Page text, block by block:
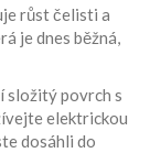
růst čelisti a
je dnes běžná,
složitý povrch s
elektrickou
dosáhli do